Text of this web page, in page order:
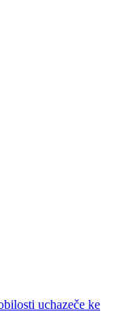
uchazeče ke